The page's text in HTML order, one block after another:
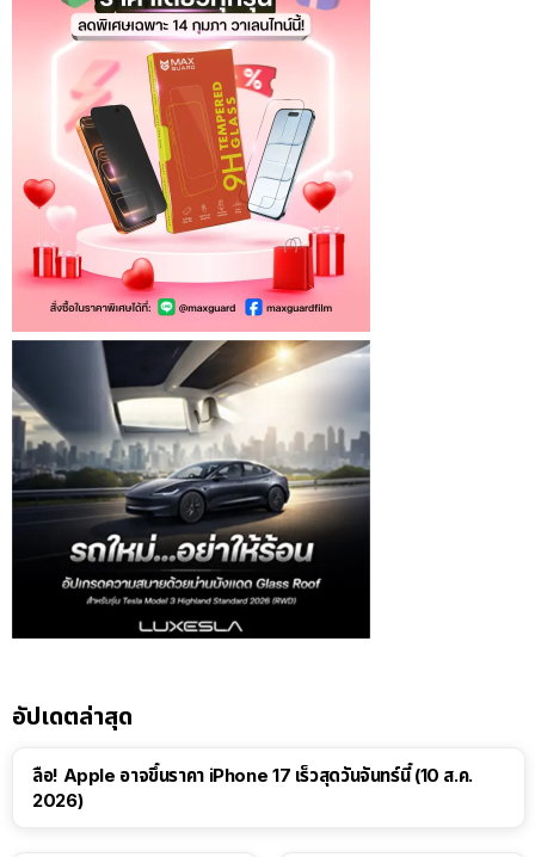
อัปเดตล่าสุด
ลือ! Apple อาจขึ้นราคา iPhone 17 เร็วสุดวันจันทร์นี้ (10 ส.ค.
2026)